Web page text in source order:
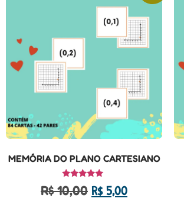
MEMÓRIA DO PLANO CARTESIANO
Avaliação
5.00
de 5
R$10,00 R$5,00